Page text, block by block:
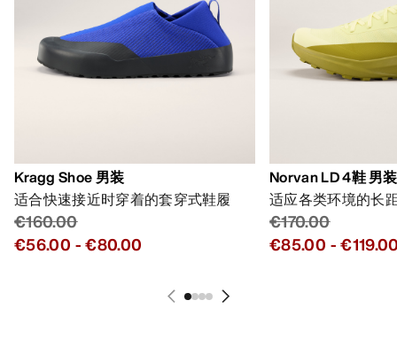
Kragg Shoe 男装
适合快速接近时穿着的套穿式鞋履
€160.00
€56.00 -€80.00
Norvan LD 4鞋 男装
适应各类环境的长
€170.00
€85.00 -